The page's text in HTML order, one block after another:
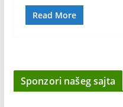
Read More
Sponzori našeg sajta